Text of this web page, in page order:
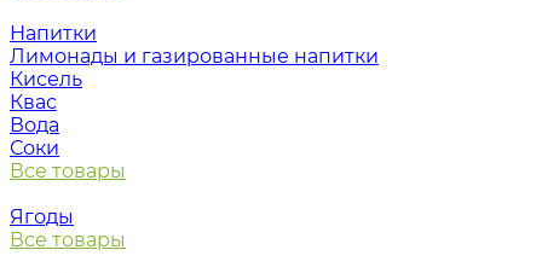
Напитки
Лимонады и газированные напитки
Кисель
Квас
Вода
Соки
Все товары
Ягоды
Все товары